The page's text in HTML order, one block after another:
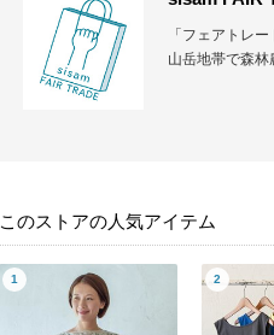
「フェアトレ
山岳地帯で森
このストアの人気アイテム